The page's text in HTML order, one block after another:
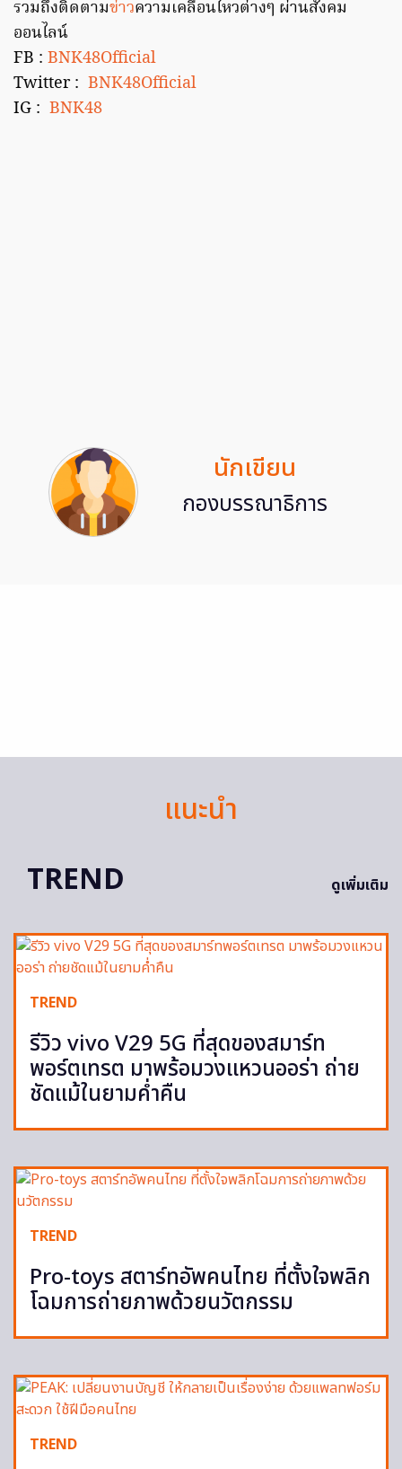
รวมถึงติดตามข่าวความเคลื่อนไหวต่างๆ ผ่านสังคม
ออนไลน์
FB : BNK48Official
Twitter : BNK48Official
IG : BNK48
นักเขียน
กองบรรณาธิการ
แนะนำ
TREND
ดูเพิ่มเติม
TREND
รีวิว vivo V29 5G ที่สุดของสมาร์ท
พอร์ตเทรต มาพร้อมวงแหวนออร่า ถ่าย
ชัดแม้ในยามค่ำคืน
TREND
Pro-toys สตาร์ทอัพคนไทย ที่ตั้งใจพลิก
โฉมการถ่ายภาพด้วยนวัตกรรม
TREND